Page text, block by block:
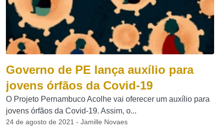
Governo de PE lança auxílio para
jovens órfãos da Covid-19
O Projeto Pernambuco Acolhe vai oferecer um auxílio para
jovens órfãos da Covid-19. Assim, o...
24 de agosto de 2021 - Jamille Novaes